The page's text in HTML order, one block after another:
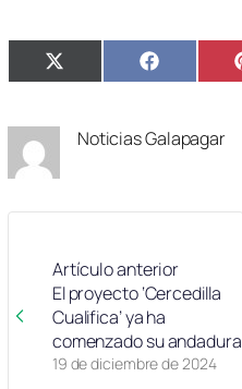
Compartir
en
X
(Twitter)
Compartir
en
Facebook
Noticias Galapagar
Artículo anterior
19 de diciembre de 2024
El proyecto ‘Cercedilla
Cualifica’ ya ha
comenzado su andadura